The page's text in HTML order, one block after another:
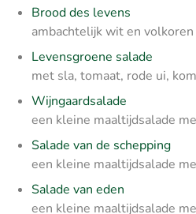
Brood des levens
ambachtelijk wit en
Levensgroene salade
met sla, tomaat, rode ui,
Wijngaardsalade
een kleine maaltijdsalade
Salade van de schepping
een kleine maaltijdsalade
Salade van eden
een kleine maaltijdsalade